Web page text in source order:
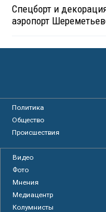
Спецборт и
аэропорт
Политика
Общество
Происшествия
Видео
Фото
Мнения
Медиацентр
Колумнисты